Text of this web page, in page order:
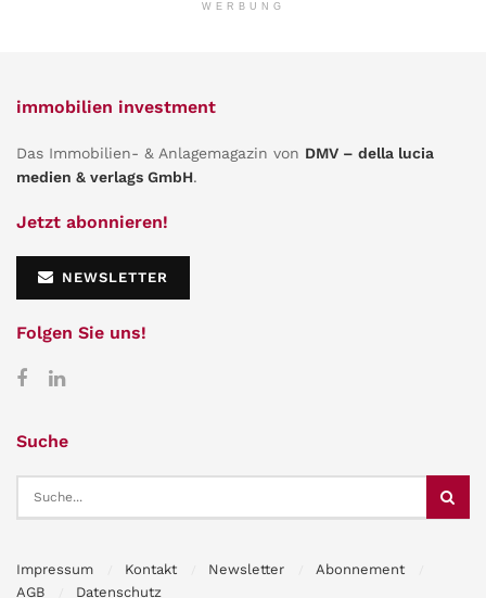
WERBUNG
immobilien investment
Das Immobilien- & Anlagemagazin von DMV – della lucia
medien & verlags GmbH.
Jetzt abonnieren!
NEWSLETTER
Folgen Sie uns!
Suche
Impressum Kontakt Newsletter
Abonnement
AGB
Datenschutz